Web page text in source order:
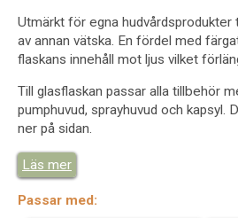
Utmärkt för egna hudvårdsprodukter
av annan vätska. En fördel med
flaskans innehåll mot ljus vilket
Till glasflaskan passar alla tillbehör
pumphuvud, sprayhuvud och kapsyl.
ner på sidan.
Hals: 18 mm (gängorna)
Material: Glas
Livsmedelsgodkänd: Ja
Läs mer
Passar med: